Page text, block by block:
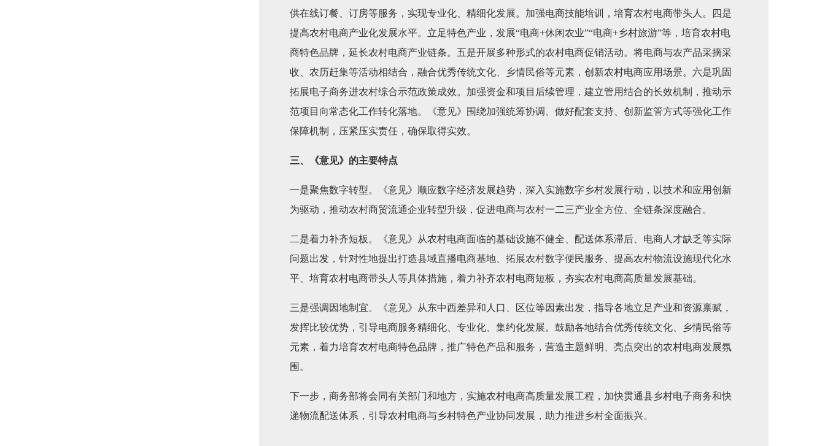
供在线订餐、订房等服务，实现专业化、精细化发展。加强电商技能培训，培育农村电商带头人。四是
提高农村电商产业化发展水平。立足特色产业，发展“电商+休闲农业”“电商+乡村旅游”等，培育农村电
商特色品牌，延长农村电商产业链条。五是开展多种形式的农村电商促销活动。将电商与农产品采摘采
收、农历赶集等活动相结合，融合优秀传统文化、乡情民俗等元素，创新农村电商应用场景。六是巩固
拓展电子商务进农村综合示范政策成效。加强资金和项目后续管理，建立管用结合的长效机制，推动示
范项目向常态化工作转化落地。《意见》围绕加强统筹协调、做好配套支持、创新监管方式等强化工作
保障机制，压紧压实责任，确保取得实效。
三、《意见》的主要特点
一是聚焦数字转型。《意见》顺应数字经济发展趋势，深入实施数字乡村发展行动，以技术和应用创新
为驱动，推动农村商贸流通企业转型升级，促进电商与农村一二三产业全方位、全链条深度融合。
二是着力补齐短板。《意见》从农村电商面临的基础设施不健全、配送体系滞后、电商人才缺乏等实际
问题出发，针对性地提出打造县域直播电商基地、拓展农村数字便民服务、提高农村物流设施现代化水
平、培育农村电商带头人等具体措施，着力补齐农村电商短板，夯实农村电商高质量发展基础。
三是强调因地制宜。《意见》从东中西差异和人口、区位等因素出发，指导各地立足产业和资源禀赋，
发挥比较优势，引导电商服务精细化、专业化、集约化发展。鼓励各地结合优秀传统文化、乡情民俗等
元素，着力培育农村电商特色品牌，推广特色产品和服务，营造主题鲜明、亮点突出的农村电商发展氛
围。
下一步，商务部将会同有关部门和地方，实施农村电商高质量发展工程，加快贯通县乡村电子商务和快
递物流配送体系，引导农村电商与乡村特色产业协同发展，助力推进乡村全面振兴。